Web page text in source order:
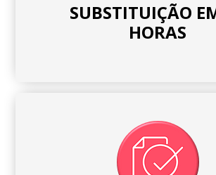
SUBSTITUIÇÃO
HORAS